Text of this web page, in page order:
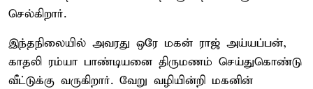
செல்கிறார்.
இந்தநிலையில் அவரது ஒரே மகன் ராஜ் அய்யப்பன்,
காதலி ரம்யா பாண்டியனை திருமணம் செய்துகொண்டு
வீட்டுக்கு வருகிறார். வேறு வழியின்றி மகனின்